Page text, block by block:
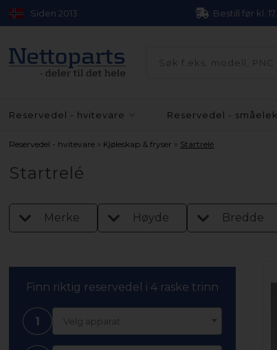
Siden 2013 Bestill før kl.
Reservedel - hvitevare Reservedel -
Reservedel - hvitevare » Kjøleskap & fryser » Startrelé
Startrelé
Merke Høyde Bredde
Finn riktig reservedel i 4 raske trinn
1 Velg apparat